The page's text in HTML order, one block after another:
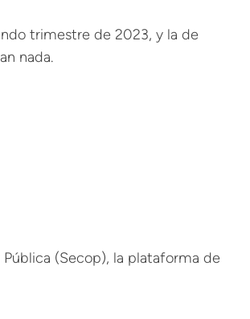
trimestre de 2023, y la de
nada.
(Secop), la plataforma de